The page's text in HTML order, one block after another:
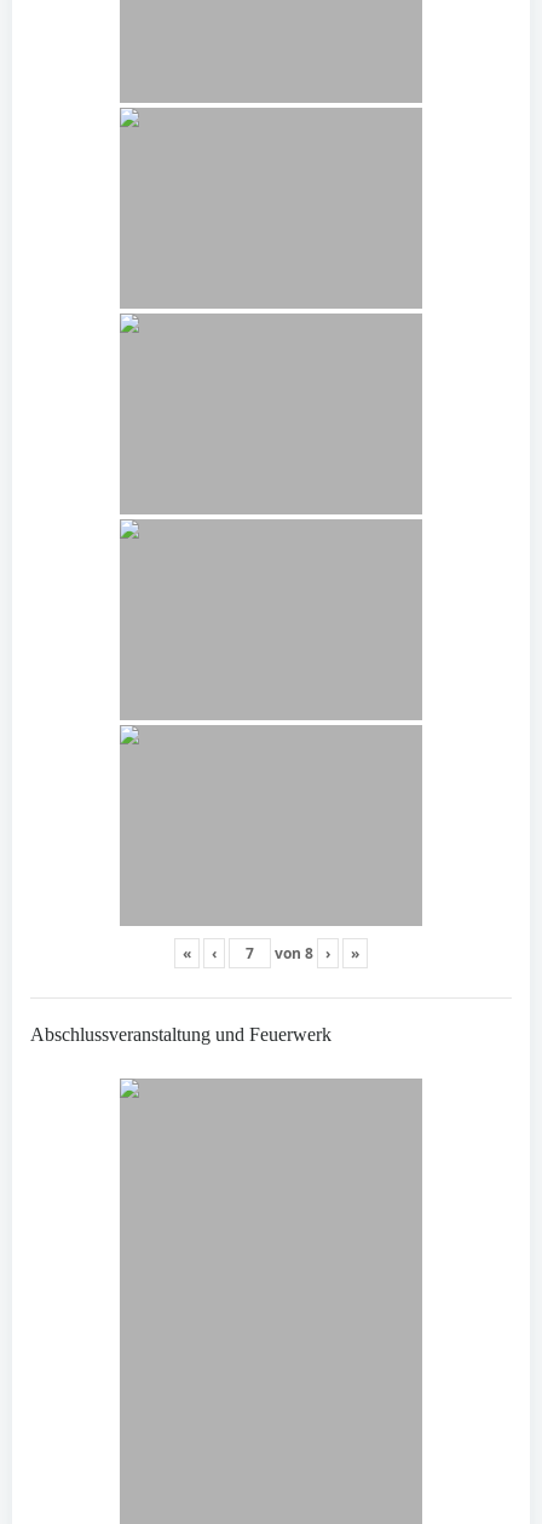
« ‹ von 8 › »
Abschlussveranstaltung und Feuerwerk